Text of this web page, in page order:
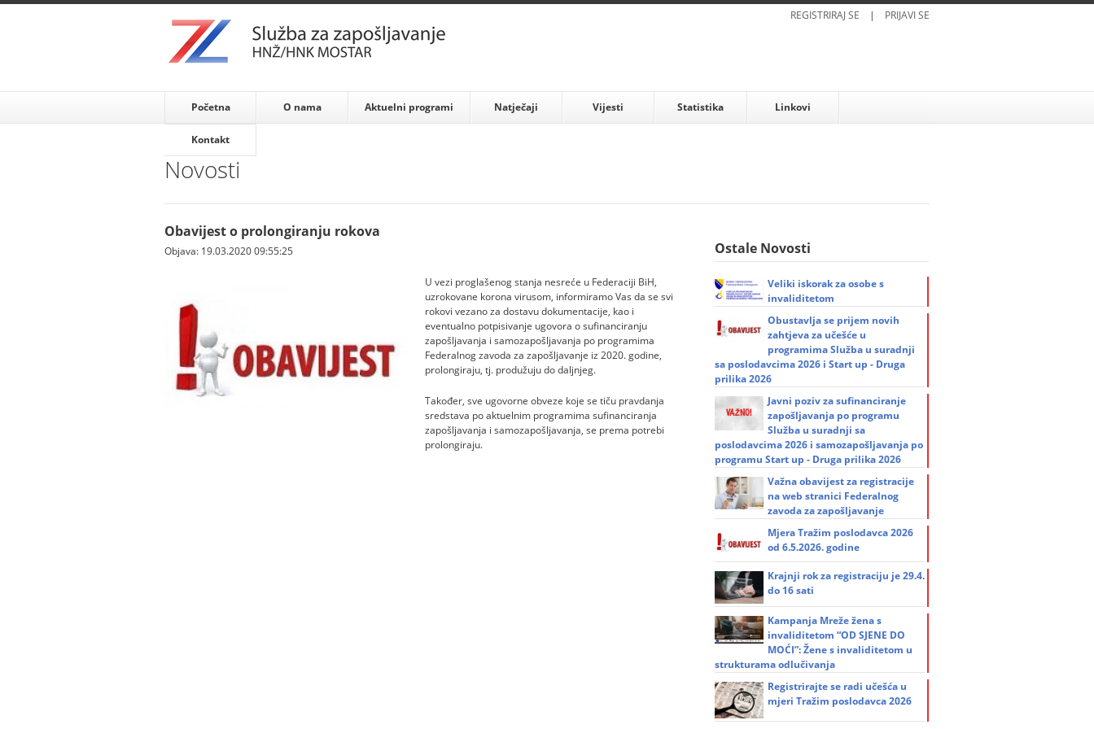
REGISTRIRAJ SE | PRIJAVI SE
Početna O nama Aktuelni programi Natječaji Vijesti Statistika Linkovi
Kontakt
Novosti
Obavijest o prolongiranju rokova
Objava: 19.03.2020 09:55:25
U vezi proglašenog stanja nesreće u Federaciji BiH,
uzrokovane korona virusom, informiramo Vas da se svi
rokovi vezano za dostavu dokumentacije, kao i
eventualno potpisivanje ugovora o sufinanciranju
zapošljavanja i samozapošljavanja po programima
Federalnog zavoda za zapošljavanje iz 2020. godine,
prolongiraju, tj. produžuju do daljnjeg.
Također, sve ugovorne obveze koje se tiču pravdanja
sredstava po aktuelnim programima sufinanciranja
zapošljavanja i samozapošljavanja, se prema potrebi
prolongiraju.
Ostale Novosti
Veliki iskorak za osobe s
invaliditetom
Obustavlja se prijem novih
zahtjeva za učešće u
programima Služba u suradnji
sa poslodavcima 2026 i Start up - Druga
prilika 2026
Javni poziv za sufinanciranje
zapošljavanja po programu
Služba u suradnji sa
poslodavcima 2026 i samozapošljavanja po
programu Start up - Druga prilika 2026
Važna obavijest za registracije
na web stranici Federalnog
zavoda za zapošljavanje
Mjera Tražim poslodavca 2026
od 6.5.2026. godine
Krajnji rok za registraciju je 29.4.
do 16 sati
Kampanja Mreže žena s
invaliditetom “OD SJENE DO
MOĆI”: Žene s invaliditetom u
strukturama odlučivanja
Registrirajte se radi učešća u
mjeri Tražim poslodavca 2026